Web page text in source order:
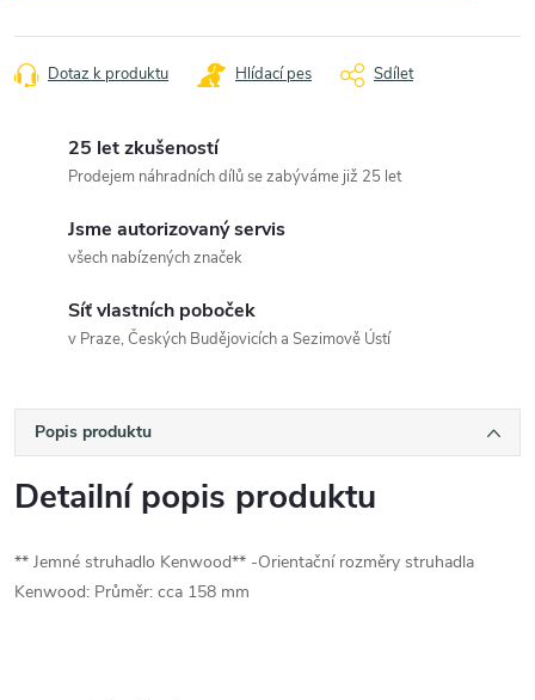
Dotaz k produktu Hlídací pes Sdílet
25 let zkušeností
Prodejem náhradních dílů se zabýváme již 25 let
Jsme autorizovaný servis
všech nabízených značek
Síť vlastních poboček
v Praze, Českých Budějovicích a Sezimově Ústí
Popis produktu
Detailní popis produktu
** Jemné struhadlo Kenwood** -Orientační rozměry struhadla
Kenwood: Průměr: cca 158 mm